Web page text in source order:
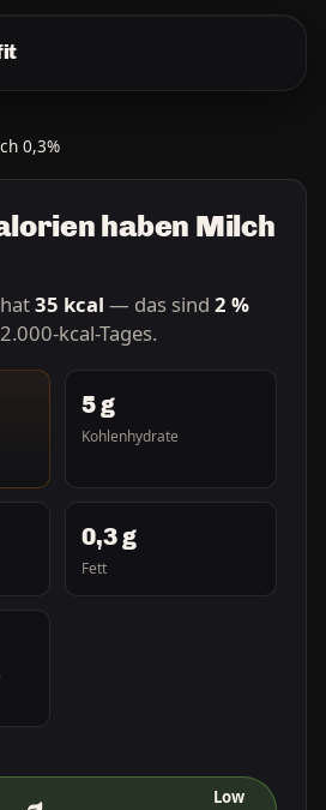
0,3%
haben Milch
35 kcal — das sind 2 %
kcal-Tages.
5 g
Kohlenhydrate
0,3 g
Fett
Low